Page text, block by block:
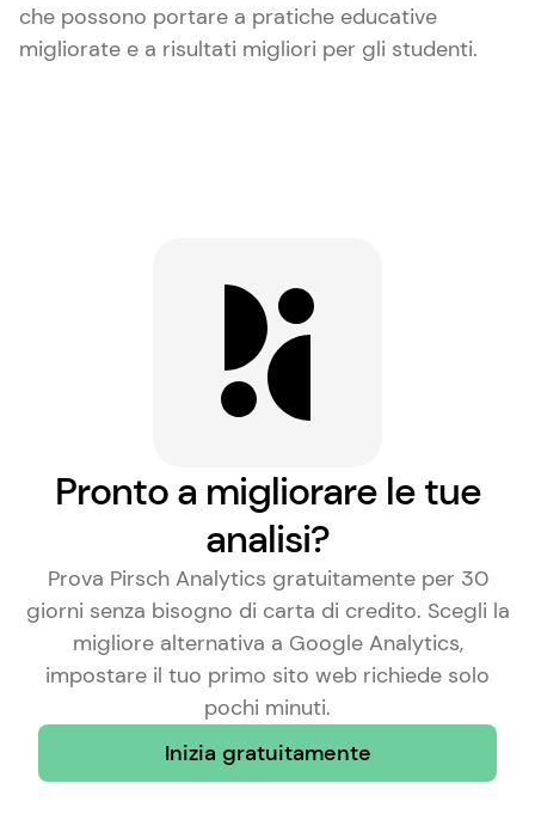
che possono portare a pratiche educative
migliorate e a risultati migliori per gli studenti.
Pronto a migliorare le tue
analisi?
Prova Pirsch Analytics gratuitamente per 30
giorni senza bisogno di carta di credito. Scegli la
migliore alternativa a Google Analytics,
impostare il tuo primo sito web richiede solo
pochi minuti.
Inizia gratuitamente